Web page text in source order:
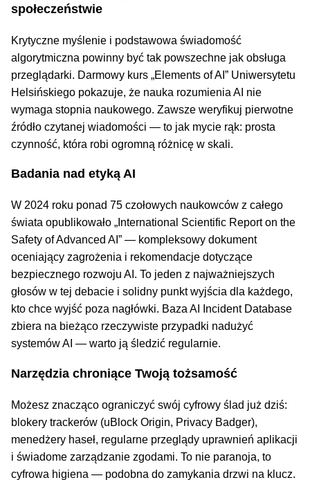
społeczeństwie
Krytyczne myślenie i podstawowa świadomość
algorytmiczna powinny być tak powszechne jak obsługa
przeglądarki. Darmowy kurs „Elements of AI” Uniwersytetu
Helsińskiego pokazuje, że nauka rozumienia AI nie
wymaga stopnia naukowego. Zawsze weryfikuj pierwotne
źródło czytanej wiadomości — to jak mycie rąk: prosta
czynność, która robi ogromną różnicę w skali.
Badania nad etyką AI
W 2024 roku ponad 75 czołowych naukowców z całego
świata opublikowało „International Scientific Report on the
Safety of Advanced AI” — kompleksowy dokument
oceniający zagrożenia i rekomendacje dotyczące
bezpiecznego rozwoju AI. To jeden z najważniejszych
głosów w tej debacie i solidny punkt wyjścia dla każdego,
kto chce wyjść poza nagłówki. Baza AI Incident Database
zbiera na bieżąco rzeczywiste przypadki nadużyć
systemów AI — warto ją śledzić regularnie.
Narzędzia chroniące Twoją tożsamość
Możesz znacząco ograniczyć swój cyfrowy ślad już dziś:
blokery trackerów (uBlock Origin, Privacy Badger),
menedżery haseł, regularne przeglądy uprawnień aplikacji
i świadome zarządzanie zgodami. To nie paranoja, to
cyfrowa higiena — podobna do zamykania drzwi na klucz.